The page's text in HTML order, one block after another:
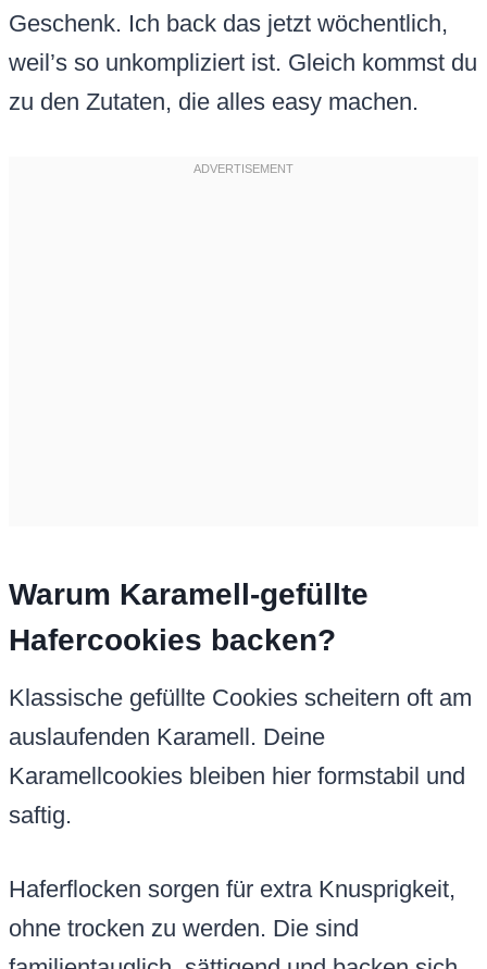
Geschenk. Ich back das jetzt wöchentlich,
weil’s so unkompliziert ist. Gleich kommst du
zu den Zutaten, die alles easy machen.
Warum Karamell-gefüllte
Hafercookies backen?
Klassische gefüllte Cookies scheitern oft am
auslaufenden Karamell. Deine
Karamellcookies bleiben hier formstabil und
saftig.
Haferflocken sorgen für extra Knusprigkeit,
ohne trocken zu werden. Die sind